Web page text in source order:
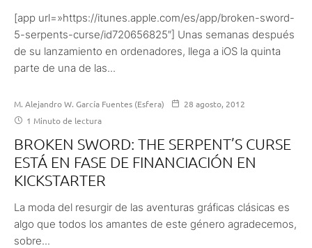
[app url=»https://itunes.apple.com/es/app/broken-sword-
5-serpents-curse/id720656825″] Unas semanas después
de su lanzamiento en ordenadores, llega a iOS la quinta
parte de una de las...
M. Alejandro W. García Fuentes (Esfera)
28 agosto, 2012
1 Minuto de lectura
BROKEN SWORD: THE SERPENT’S CURSE
ESTÁ EN FASE DE FINANCIACIÓN EN
KICKSTARTER
La moda del resurgir de las aventuras gráficas clásicas es
algo que todos los amantes de este género agradecemos,
sobre...